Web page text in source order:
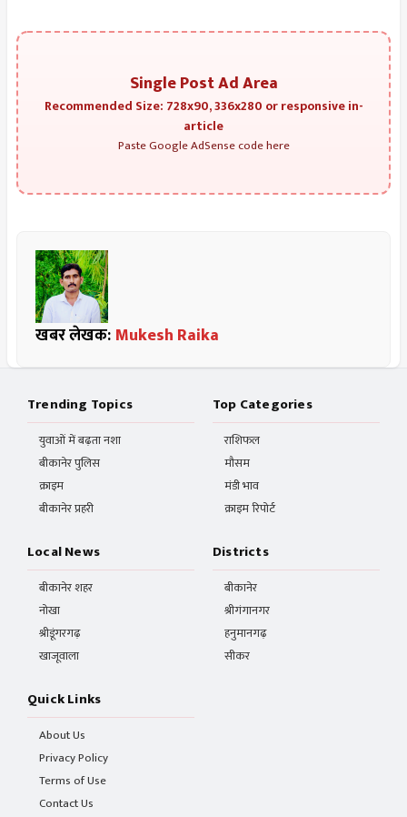
Single Post Ad Area
Recommended Size: 728x90, 336x280 or responsive in-
article
Paste Google AdSense code here
खबर लेखक: Mukesh Raika
Trending Topics
युवाओं में बढ़ता नशा
बीकानेर पुलिस
क्राइम
बीकानेर प्रहरी
Top Categories
राशिफल
मौसम
मंडी भाव
क्राइम रिपोर्ट
Local News
बीकानेर शहर
नोखा
श्रीडूंगरगढ़
खाजूवाला
Districts
बीकानेर
श्रीगंगानगर
हनुमानगढ़
सीकर
Quick Links
About Us
Privacy Policy
Terms of Use
Contact Us